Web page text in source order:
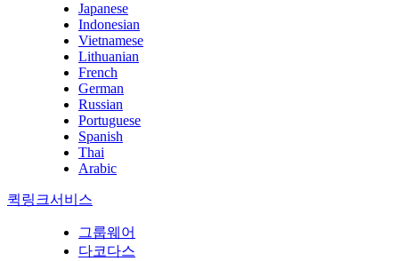
Japanese
Indonesian
Vietnamese
Lithuanian
French
German
Russian
Portuguese
Spanish
Thai
Arabic
퀵링크서비스
그룹웨어
다코다스